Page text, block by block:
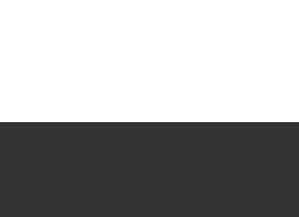
turísticas en